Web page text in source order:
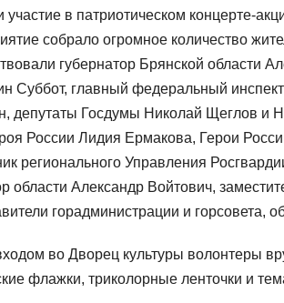
участие в патриотическом концерте-
собрало огромное количество
губернатор Брянской области
Суббот, главный федеральный
депутаты Госдумы Николай Щеглов и
России Лидия Ермакова, Герои
регионального Управления
области Александр Войтович,
горадминистрации и горсовета,
во Дворец культуры волонтеры
флажки, триколорные ленточки и